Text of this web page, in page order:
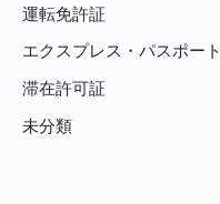
運転免許証
エクスプレス・パスポート
滞在許可証
未分類